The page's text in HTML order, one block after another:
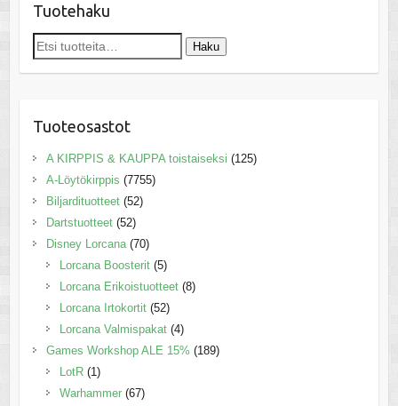
Tuotehaku
Etsi: Haku
Tuoteosastot
A KIRPPIS & KAUPPA toistaiseksi (125)
A-Löytökirppis (7755)
Biljardituotteet (52)
Dartstuotteet (52)
Disney Lorcana (70)
Lorcana Boosterit (5)
Lorcana Erikoistuotteet (8)
Lorcana Irtokortit (52)
Lorcana Valmispakat (4)
Games Workshop ALE 15% (189)
LotR (1)
Warhammer (67)